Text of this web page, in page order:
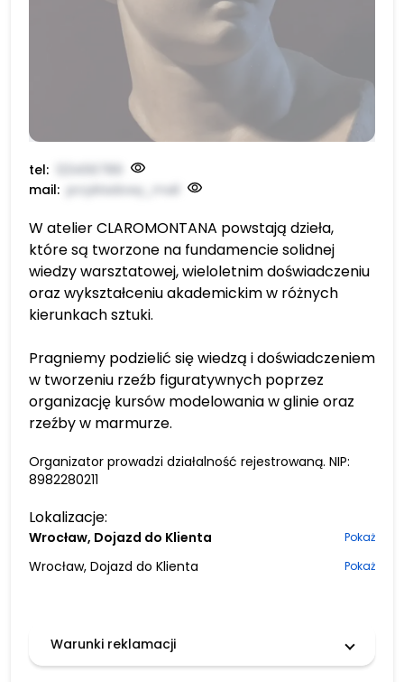
tel:
mail: przykładowy_mail
W atelier CLAROMONTANA powstają dzieła,
które są tworzone na fundamencie solidnej
wiedzy warsztatowej, wieloletnim doświadczeniu
oraz wykształceniu akademickim w różnych
kierunkach sztuki.
Pragniemy podzielić się wiedzą i doświadczeniem
w tworzeniu rzeźb figuratywnych poprzez
organizację kursów modelowania w glinie oraz
rzeźby w marmurze.
Organizator prowadzi działalność rejestrowaną. NIP:
8982280211
Lokalizacje:
Wrocław, Dojazd do Klienta Pokaż
Wrocław, Dojazd do Klienta Pokaż
Warunki reklamacji